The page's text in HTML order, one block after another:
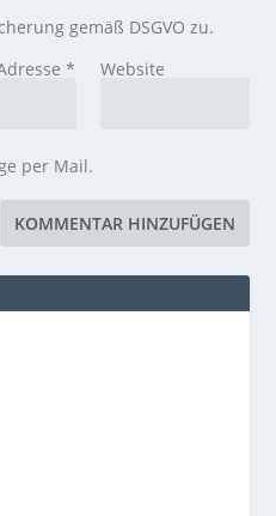
gemäß DSGVO zu.
* Website
per Mail.